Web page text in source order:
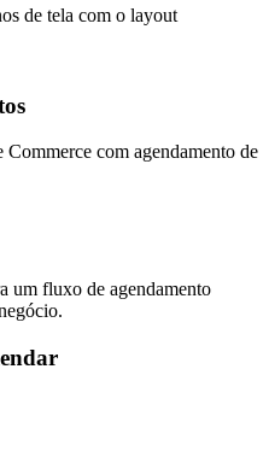
de tela com o layout
com agendamento de
um fluxo de agendamento